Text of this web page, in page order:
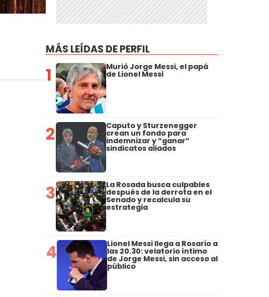
MÁS LEÍDAS DE PERFIL
1 Murió Jorge Messi, el papá
de Lionel Messi
2 Caputo y Sturzenegger
crean un fondo para
indemnizar y “ganar”
sindicatos aliados
3 La Rosada busca culpables
después de la derrota en el
Senado y recalcula su
estrategia
4 Lionel Messi llega a Rosario a
las 20.30: velatorio íntimo
de Jorge Messi, sin acceso al
público